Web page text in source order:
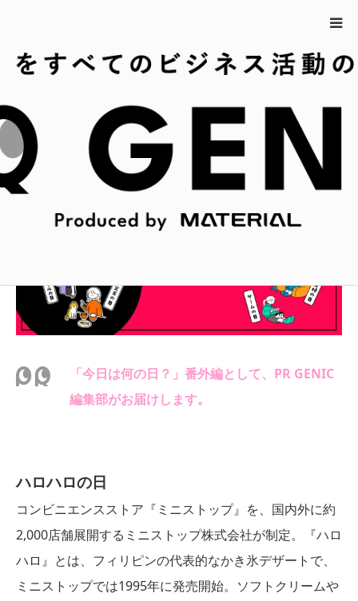
ホーム8月6日の今日は何の日？
8月6日の今日は何の日？
「今日は何の日？」番外編として、PR GENIC
編集部がお届けします。
ハロハロの日
コンビニエンスストア『ミニストップ』を、国内外に約
2,000店舗展開するミニストップ株式会社が制定。『ハロ
ハロ』とは、フィリピンの代表的なかき氷デザートで、
ミニストップでは1995年に発売開始。ソフトクリームや